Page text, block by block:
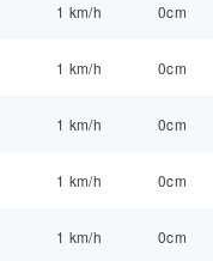
1 km/h 0cm
1 km/h 0cm
1 km/h 0cm
1 km/h 0cm
1 km/h 0cm